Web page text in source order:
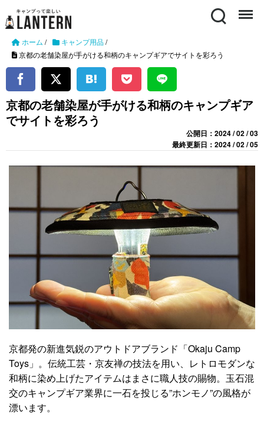
Search Menu
ホーム / キャンプ用品/
京都の老舗染屋が手がける和柄のキャンプギアでサイトを彩ろう
京都の老舗染屋が手がける和柄のキャンプギア
でサイトを彩ろう
公開日：2024 / 02 / 03
最終更新日：2024 / 02 / 05
京都発の新進気鋭のアウトドアブランド「Okaju Camp
Toys」。伝統工芸・京友禅の技法を用い、レトロモダンな
和柄に染め上げたアイテムはまさに職人技の賜物。玉石混
交のキャンプギア業界に一石を投じる”ホンモノ”の風格が
漂います。